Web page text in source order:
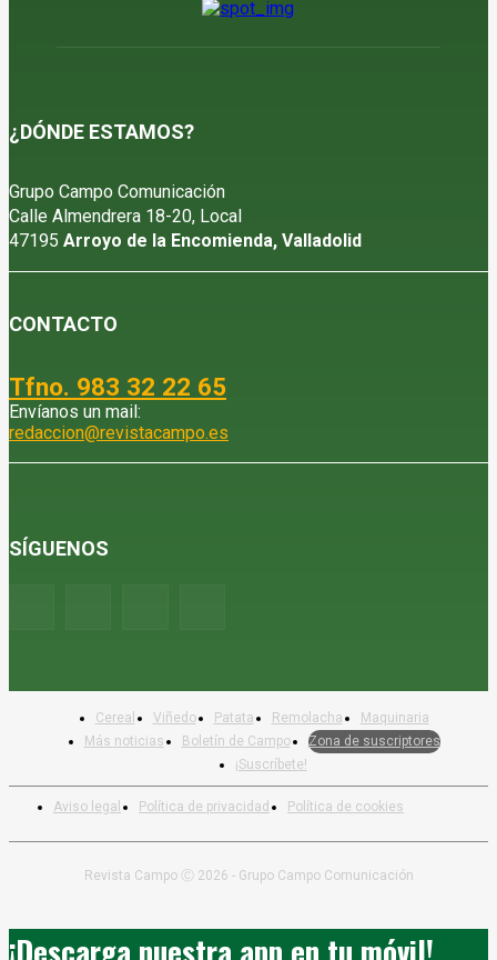
¿DÓNDE ESTAMOS?
Grupo Campo Comunicación
Calle Almendrera 18-20, Local
47195 Arroyo de la Encomienda, Valladolid
CONTACTO
Tfno. 983 32 22 65
Envíanos un mail:
redaccion@revistacampo.es
SÍGUENOS
Aviso legal Política de privacidad Política de cookies
Cereal Viñedo Patata Remolacha
Maquinaria
Más noticias
Boletín de Campo
Zona de suscriptores
¡Suscríbete!
Revista Campo Ⓒ 2026 - Grupo Campo Comunicación